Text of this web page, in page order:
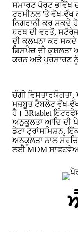
ਸਮਾਰਟ ਪੋਰਟ ਭਵਿੱਖ
ਟਰਮੀਨਲ 'ਤੇ ਵੱਖ-ਵੱਖ
ਨਿਗਰਾਨੀ ਕਰ ਸਕਦੇ
ਬਰਥ ਦੀ ਵਰਤੋਂ,
ਦੀ ਕਲਪਨਾ ਕਰ
ਡਿਸਪੈਚ ਦੀ ਕੁਸ਼ਲਤਾ
ਕਰਨ ਅਤੇ ਪ੍ਰਸਾਰਣ
ਚੰਗੀ
ਮਜ਼ਬੂਤ ​​ਟੈਬਲੇਟ ਵੱਖ-
ਹੈ। 3Rtablet
ਅਨੁਕੂਲਤਾ ਆਦਿ ਦੀ
ਡੇਟਾ ਟ੍ਰਾਂਸਮਿਸ਼ਨ,
ਅਨੁਕੂਲਤਾ ਨਾਲ
ਲਈ MDM